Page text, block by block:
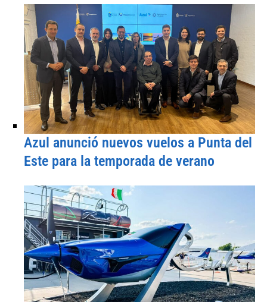
Azul anunció nuevos vuelos a Punta del
Este para la temporada de verano